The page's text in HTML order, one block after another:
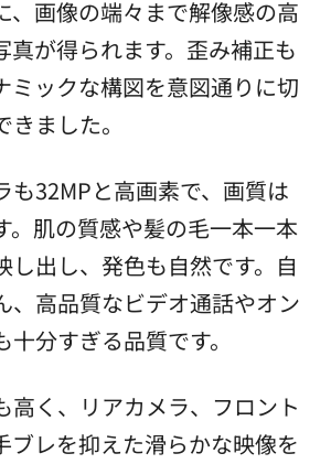
、画像の端々まで解像感の高
真が得られます。歪み補正も
ミックな構図を意図通りに切
ました。
も32MPと高画素で、画質は
。肌の質感や髪の毛一本一本
し出し、発色も自然です。自
、高品質なビデオ通話やオン
分すぎる品質です。
高く、リアカメラ、フロント
ブレを抑えた滑らかな映像を